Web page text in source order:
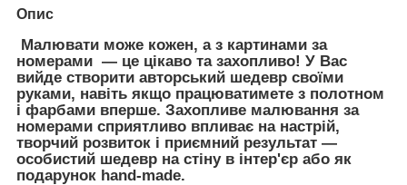
Опис
Малювати може кожен, а з картинами за
номерами — це цікаво та захопливо! У Вас
вийде створити авторський шедевр своїми
руками, навіть якщо працюватимете з полотном
і фарбами вперше. Захопливе малювання за
номерами сприятливо впливає на настрій,
творчий розвиток і приємний результат —
особистий шедевр на стіну в інтер'єр або як
подарунок hand-made.